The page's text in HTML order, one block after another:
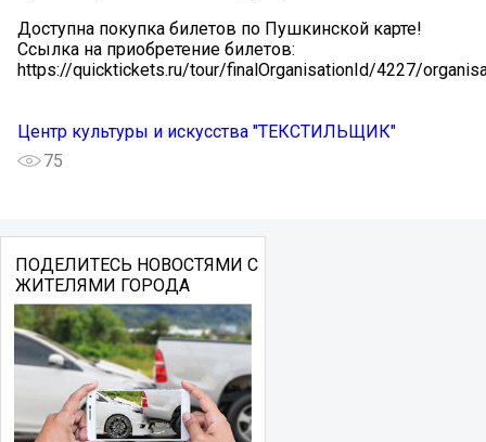
Доступна покупка билетов по Пушкинской карте!
Ссылка на приобретение билетов:
https://quicktickets.ru/tour/finalOrganisationId/4227/
Центр культуры и искусства "ТЕКСТИЛЬЩИК"
75
ПОДЕЛИТЕСЬ НОВОСТЯМИ С
ЖИТЕЛЯМИ ГОРОДА